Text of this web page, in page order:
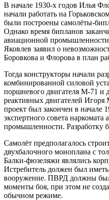
В начале 1930-х годов Илья
начали работать на
были построены самолёты-
Однако время бипланов
авиационной
Яковлев заявил о
Боровкова и Флорова в план
Тогда конструкторы начали
комбинированной силовой
поршневого двигателя М-71 и
реактивных двигателей
проект был закончен в начале
экспертного совета наркомата
промышленности. Разработку
Самолёт предполагалось
двухбалочного моноплана с
Балки-фюзеляжи являлись
Истребитель должен был
вооружение. ПВРД должны
моменты боя, при этом не
обычном режиме.